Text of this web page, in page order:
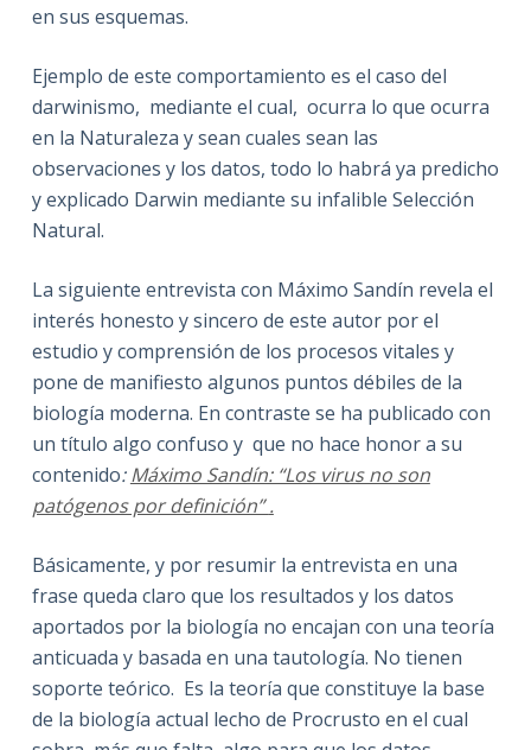
en sus esquemas.
Ejemplo de este comportamiento es el caso del
darwinismo, mediante el cual, ocurra lo que ocurra
en la Naturaleza y sean cuales sean las
observaciones y los datos, todo lo habrá ya predicho
y explicado Darwin mediante su infalible Selección
Natural.
La siguiente entrevista con Máximo Sandín revela el
interés honesto y sincero de este autor por el
estudio y comprensión de los procesos vitales y
pone de manifiesto algunos puntos débiles de la
biología moderna. En contraste se ha publicado con
un título algo confuso y que no hace honor a su
contenido: Máximo Sandín: “Los virus no son
patógenos por definición”.
Básicamente, y por resumir la entrevista en una
frase queda claro que los resultados y los datos
aportados por la biología no encajan con una teoría
anticuada y basada en una tautología. No tienen
soporte teórico. Es la teoría que constituye la base
de la biología actual lecho de Procrusto en el cual